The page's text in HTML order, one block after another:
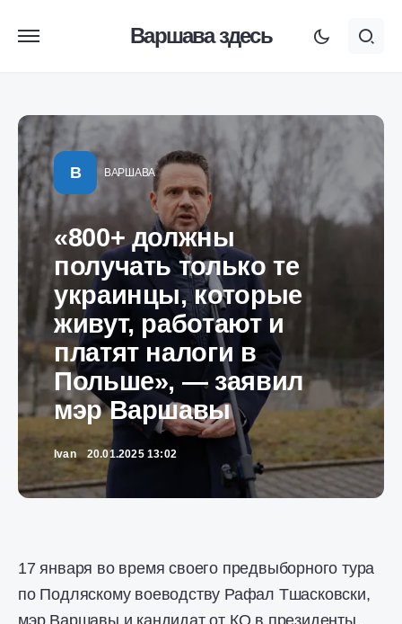
Варшава здесь
В ВАРШАВА
«800+ должны
получать только те
украинцы, которые
живут, работают и
платят налоги в
Польше», — заявил
мэр Варшавы
Ivan 20.01.2025 13:02
17 января во время своего предвыборного тура
по Подляскому воеводству Рафал Тшасковски,
мэр Варшавы и кандидат от КО в президенты,